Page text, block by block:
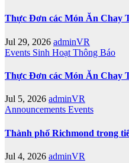
Thực Đơn các Món Ăn Chay
Jul 29, 2026 adminVR
Events Sinh Hoạt Thông Báo
Thực Đơn các Món Ăn Chay
Jul 5, 2026 adminVR
Announcements Events
Thành phố Richmond trong
Jul 4, 2026 adminVR